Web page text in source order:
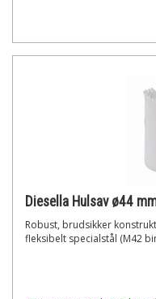
Robust, brudsikker
fleksibelt specialstål (M42